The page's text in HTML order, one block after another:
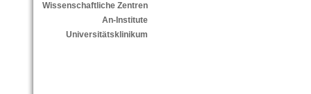
Wissenschaftliche Zentren
An-Institute
Universitätsklinikum